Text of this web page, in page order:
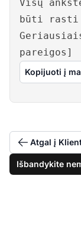
Visų
būti rasti
pareigos]
Kopijuoti į
Atgal į
Išbandykite